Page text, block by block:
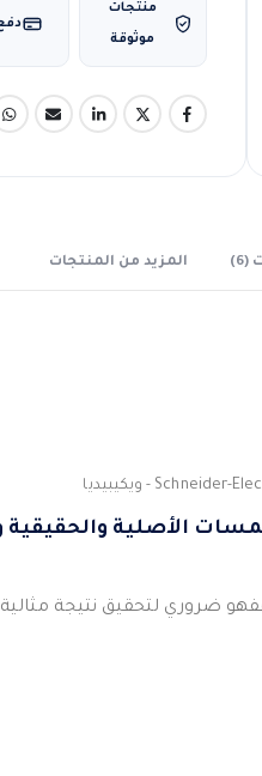
منتجات
موثوقة
(6) المزيد من المنتجات
الأصلية والحقيقية
ضروري لتحقيق نتيجة